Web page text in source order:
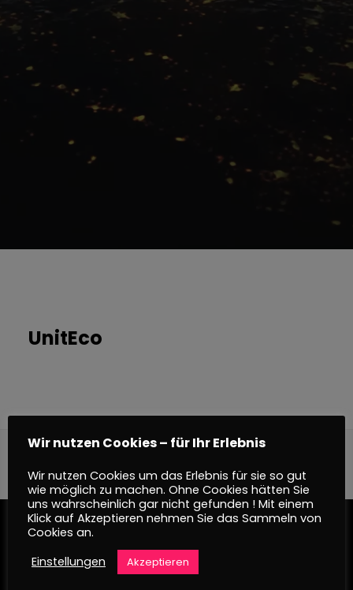
UnitEco
Wir nutzen Cookies – für Ihr Erlebnis
Wir nutzen Cookies um das Erlebnis für sie so gut
wie möglich zu machen. Ohne Cookies hätten Sie
uns wahrscheinlich gar nicht gefunden ! Mit einem
Klick auf Akzeptieren nehmen Sie das Sammeln von
Cookies an.
Einstellungen
Akzeptieren